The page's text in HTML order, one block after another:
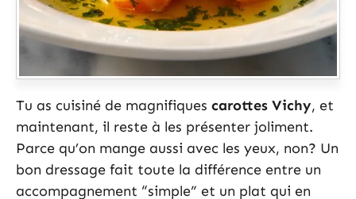
Tu as cuisiné de magnifiques carottes Vichy, et
maintenant, il reste à les présenter joliment.
Parce qu’on mange aussi avec les yeux, non? Un
bon dressage fait toute la différence entre un
accompagnement “simple” et un plat qui en